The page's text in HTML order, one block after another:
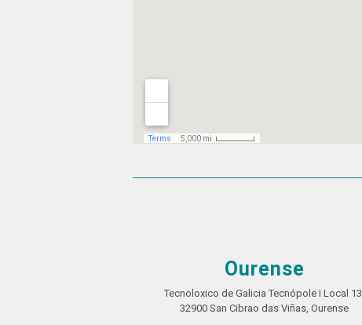
Ourense
Tecnoloxico de Galicia Tecnópole I Local 13,
32900 San Cibrao das Viñas, Ourense